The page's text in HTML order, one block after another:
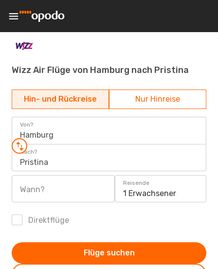
Wizz Air Flüge von Hamburg nach Pristina
Hin- und Rückreise Nur Hinreise
Von?
Hamburg
Nach?
Pristina
Wann?
Reisende
1 Erwachsener
Direktflüge
Flüge suchen